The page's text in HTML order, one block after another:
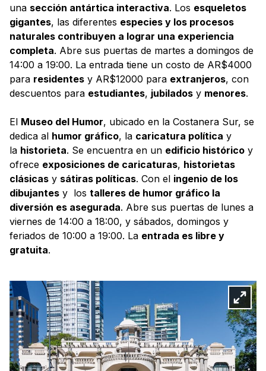
una sección antártica interactiva. Los esqueletos
gigantes, las diferentes especies y los procesos
naturales contribuyen a lograr una experiencia
completa. Abre sus puertas de martes a domingos de
14:00 a 19:00. La entrada tiene un costo de AR$4000
para residentes y AR$12000 para extranjeros, con
descuentos para estudiantes, jubilados y menores.
El Museo del Humor, ubicado en la Costanera Sur, se
dedica al humor gráfico, la caricatura política y
la historieta. Se encuentra en un edificio histórico y
ofrece exposiciones de caricaturas, historietas
clásicas y sátiras políticas. Con el ingenio de los
dibujantes y los talleres de humor gráfico la
diversión es asegurada. Abre sus puertas de lunes a
viernes de 14:00 a 18:00, y sábados, domingos y
feriados de 10:00 a 19:00. La entrada es libre y
gratuita.